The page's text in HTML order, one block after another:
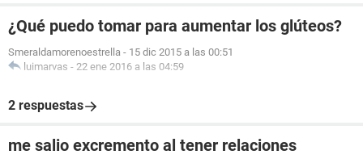
¿Qué puedo tomar para aumentar los glúteos?
Smeraldamorenoestrella - 15 dic 2015 a las 00:51
luimarvas - 22 ene 2016 a las 04:59
2 respuestas
me salio excremento al tener relaciones